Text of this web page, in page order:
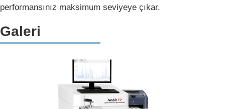
performansınız maksimum seviyeye çıkar.
Galeri